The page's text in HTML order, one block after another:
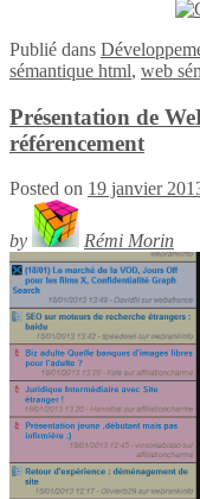
Publié dans
sémantique html, web
Présentation de
référencement
Posted on 19 janvier
by Rémi Morin